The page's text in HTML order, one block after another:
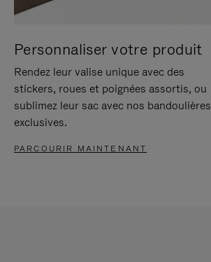
Personnaliser votre produit
Rendez leur valise unique avec des
stickers, roues et poignées assortis, ou
sublimez leur sac avec nos bandoulières
exclusives.
PARCOURIR MAINTENANT